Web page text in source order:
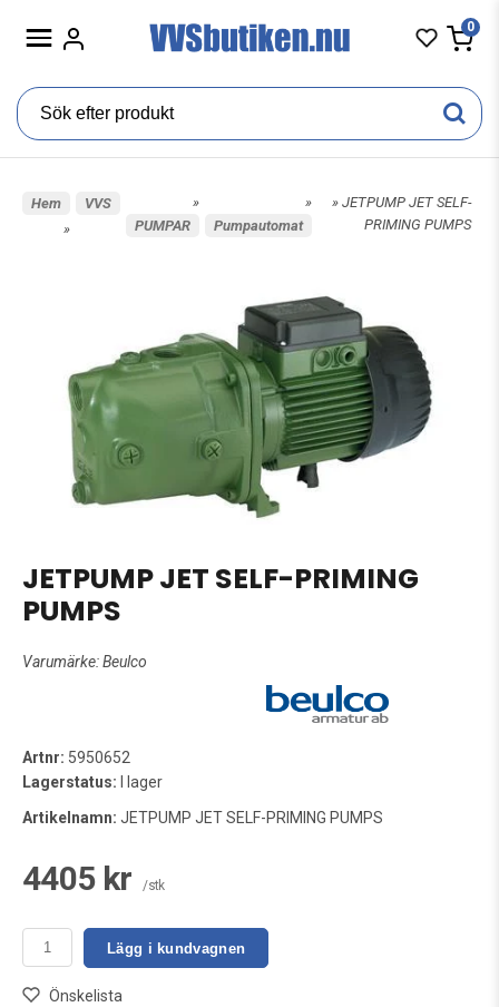
0
Hem
»
VVS
»
PUMPAR
»
Pumpautomat
» JETPUMP JET SELF-
PRIMING PUMPS
JETPUMP JET SELF-PRIMING
PUMPS
Varumärke:Beulco
Artnr: 5950652
Lagerstatus: I lager
Artikelnamn: JETPUMP JET SELF-PRIMING PUMPS
4405 kr /stk
Lägg i kundvagnen
Önskelista